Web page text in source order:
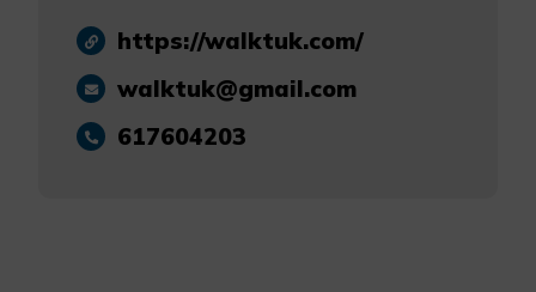
https://walktuk.com/
walktuk@gmail.com
617604203